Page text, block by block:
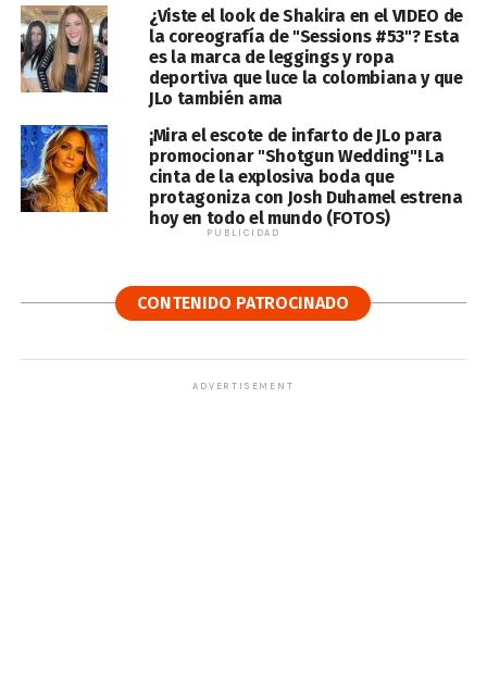
¿Viste el look de Shakira en el VIDEO de
la coreografía de "Sessions #53"? Esta
es la marca de leggings y ropa
deportiva que luce la colombiana y que
JLo también ama
¡Mira el escote de infarto de JLo para
promocionar "Shotgun Wedding"! La
cinta de la explosiva boda que
protagoniza con Josh Duhamel estrena
hoy en todo el mundo (FOTOS)
PUBLICIDAD
CONTENIDO PATROCINADO
ADVERTISEMENT